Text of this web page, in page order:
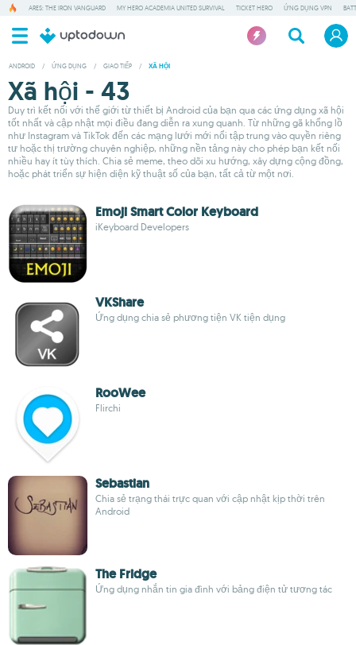
ARES: THE IRON VANGUARD MY HERO ACADEMIA UNITED SURVIVAL TICKET HERO ỨNG DỤNG VPN
ANDROID / ỨNG DỤNG / GIAO TIẾP / XÃ HỘI
Xã hội - 43
Duy trì kết nối với thế giới từ thiết bị Android của bạn qua các ứng dụng xã hội
tốt nhất và cập nhật mọi điều đang diễn ra xung quanh. Từ những gã khổng lồ
như Instagram và TikTok đến các mạng lưới mới nổi tập trung vào quyền riêng
tư hoặc thị trường chuyên nghiệp, những nền tảng này cho phép bạn kết nối
nhiều hay ít tùy thích. Chia sẻ meme, theo dõi xu hướng, xây dựng cộng đồng,
hoặc phát triển sự hiện diện kỹ thuật số của bạn, tất cả từ một nơi.
Emoji Smart Color Keyboard
iKeyboard Developers
VKShare
Ứng dụng chia sẻ phương tiện VK tiện dụng
RooWee
Flirchi
Sebastian
Chia sẻ trạng thái trực quan với cập nhật kịp thời trên
Android
The Fridge
Ứng dụng nhắn tin gia đình với bảng điện tử tương tác